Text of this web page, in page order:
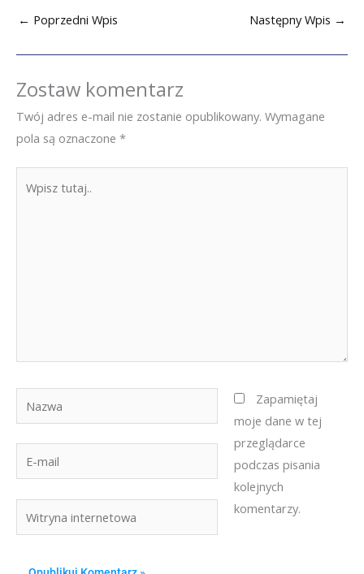
← Poprzedni Wpis Następny Wpis →
Zostaw komentarz
Twój adres e-mail nie zostanie opublikowany. Wymagane
pola są oznaczone *
tutaj..
mail
internetowa
Zapamiętaj
moje dane w tej
przeglądarce
podczas pisania
kolejnych
komentarzy.